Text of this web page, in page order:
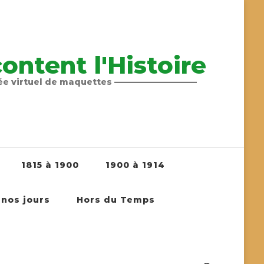
l'Histoire
virtuel de maquettes ——————————
1815 à 1900 1900 à 1914
nos jours Hors du Temps